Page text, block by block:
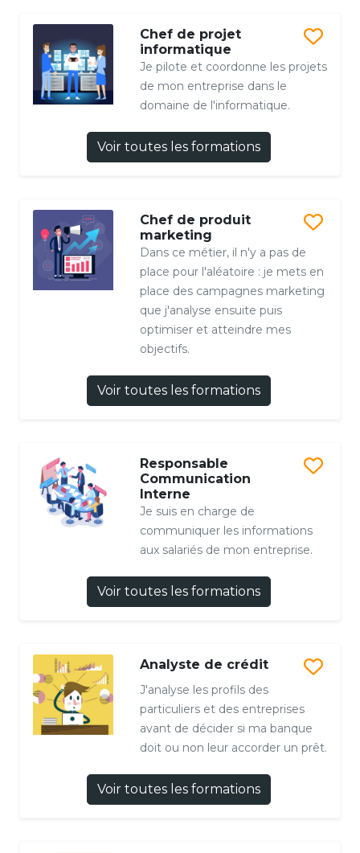
Chef de projet
informatique
Je pilote et coordonne les projets
de mon entreprise dans le
domaine de l'informatique.
Voir toutes les formations
Chef de produit
marketing
Dans ce métier, il n'y a pas de
place pour l'aléatoire : je mets en
place des campagnes marketing
que j'analyse ensuite puis
optimiser et atteindre mes
objectifs.
Voir toutes les formations
Responsable
Communication
Interne
Je suis en charge de
communiquer les informations
aux salariés de mon entreprise.
Voir toutes les formations
Analyste de crédit
J'analyse les profils des
particuliers et des entreprises
avant de décider si ma banque
doit ou non leur accorder un prêt.
Voir toutes les formations